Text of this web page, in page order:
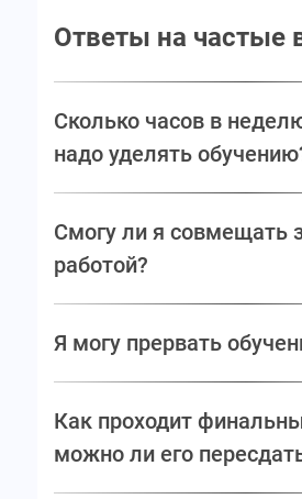
Ответы на частые
Сколько часов в
надо уделять
Смогу ли я совмещать
работой?
Я могу прервать
Как проходит
можно ли его